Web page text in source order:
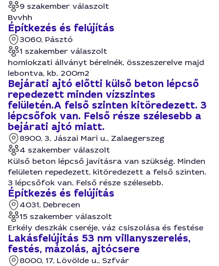
9 szakember válaszolt
Bvvhh
Építkezés és felújítás
3060, Pásztó
1 szakember válaszolt
homlokzati állványt bérelnék, összeszerelve majd
lebontva, kb. 200m2
Bejárati ajtó előtti külső beton lépcső
repedezett minden vízszintes
felületén.A felső szinten kitöredezett. 3
lépcsőfok van. Felső része szélesebb a
bejárati ajtó miatt.
8900, 3, Jászai Mari u., Zalaegerszeg
4 szakember válaszolt
Külső beton lépcső javításra van szükség. Minden
felületen repedezett, kitöredezett a felső szinten.
3 lépcsőfok van. Felső része szélesebb.
Építkezés és felújítás
4031, Debrecen
15 szakember válaszolt
Erkély deszkák cseréje, váz csiszolása és festése
Lakásfelújítás 53 nm villanyszerelés,
festés, mázolás, ajtócsere
8000, 17, Lövölde u., Szfvár